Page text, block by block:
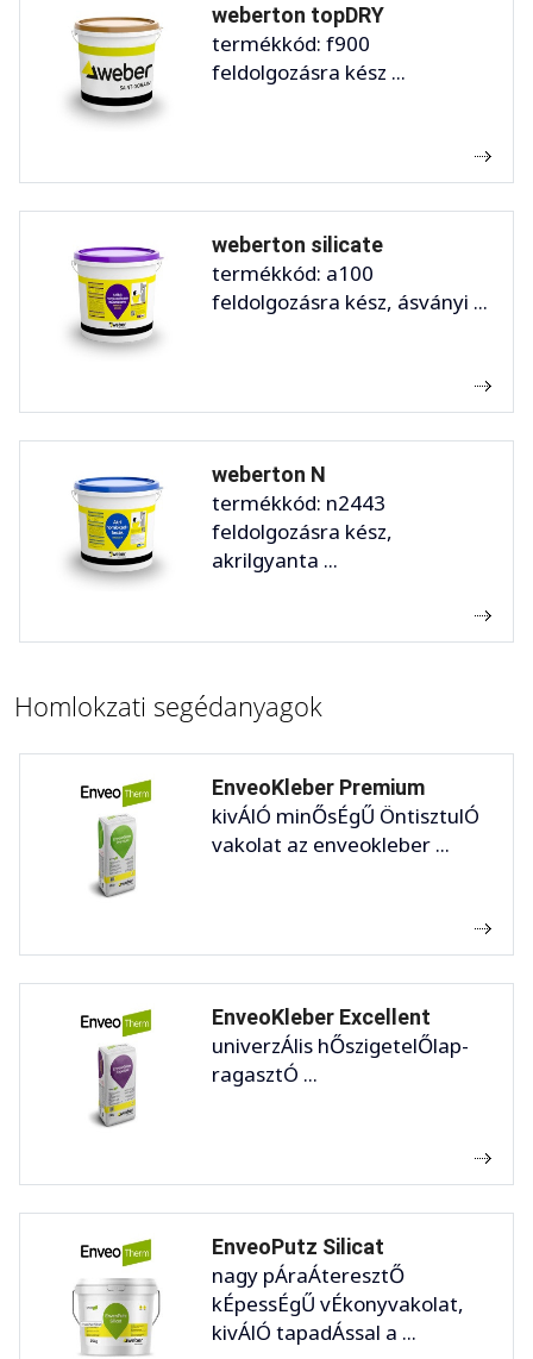
weberton topDRY
termékkód: f900
feldolgozásra kész ...
weberton silicate
termékkód: a100
feldolgozásra kész, ásványi ...
weberton N
termékkód: n2443
feldolgozásra kész,
akrilgyanta ...
Homlokzati segédanyagok
EnveoKleber Premium
kivÁlÓ minŐsÉgŰ ÖntisztulÓ
vakolat az enveokleber ...
EnveoKleber Excellent
univerzÁlis hŐszigetelŐlap-
ragasztÓ ...
EnveoPutz Silicat
nagy pÁraÁteresztŐ
kÉpessÉgŰ vÉkonyvakolat,
kivÁlÓ tapadÁssal a ...